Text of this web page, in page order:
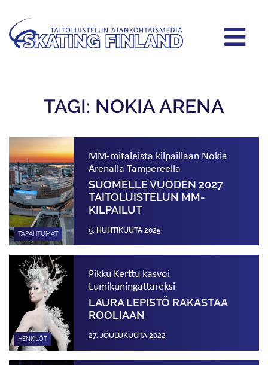
TAGI: NOKIA ARENA
TAPAHTUMAT
MM-mitaleista kilpaillaan Nokia
Arenalla Tampereella
SUOMELLE VUODEN 2027
TAITOLUISTELUN MM-
KILPAILUT
9. HUHTIKUUTA 2025
HENKILÖT
Pikku Kerttu kasvoi
Lumikuningattareksi
LAURA LEPISTÖ RAKASTAA
ROOLIAAN
27. JOULUKUUTA 2022